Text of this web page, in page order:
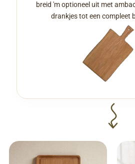
breid 'm optioneel uit met
drankjes tot een compleet